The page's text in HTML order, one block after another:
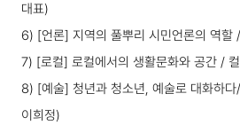
대표)
6) [언론] 지역의 풀뿌리 시민언론의 역할
7) [로컬] 로컬에서의 생활문화와 공간 /
8) [예술] 청년과 청소년, 예술로 대화하
이희정)